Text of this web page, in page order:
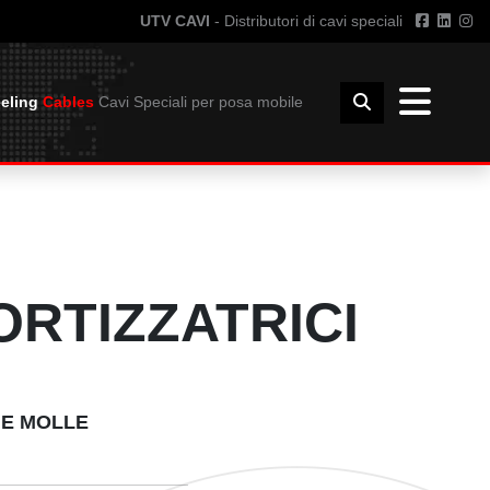
UTV CAVI - Distributori di cavi speciali
INFO TECNICHE
DIMENSIONI E PESO BOBINE
Cables Cavi Speciali per posa mobile
MOLLE